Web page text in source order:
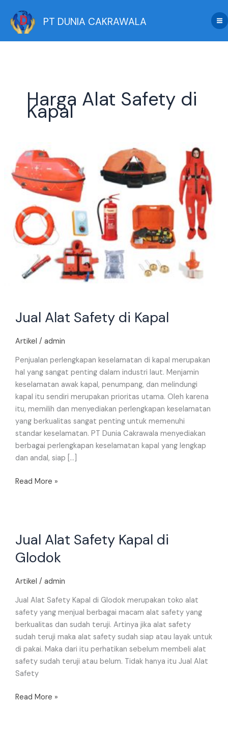
content
PT DUNIA CAKRAWALA
Harga Alat Safety di
Kapal
Jual Alat Safety di Kapal
Artikel / admin
Penjualan perlengkapan keselamatan di kapal merupakan
hal yang sangat penting dalam industri laut. Menjamin
keselamatan awak kapal, penumpang, dan melindungi
kapal itu sendiri merupakan prioritas utama. Oleh karena
itu, memilih dan menyediakan perlengkapan keselamatan
yang berkualitas sangat penting untuk memenuhi
standar keselamatan. PT Dunia Cakrawala menyediakan
berbagai perlengkapan keselamatan kapal yang lengkap
dan andal, siap […]
Alat
Safety
di
Read More »
Jual Alat Safety Kapal di
Glodok
Artikel / admin
Jual Alat Safety Kapal di Glodok merupakan toko alat
safety yang menjual berbagai macam alat safety yang
berkualitas dan sudah teruji. Artinya jika alat safety
sudah teruji maka alat safety sudah siap atau layak untuk
di pakai. Maka dari itu perhatikan sebelum membeli alat
safety sudah teruji atau belum. Tidak hanya itu Jual Alat
Safety
Alat
Kapal
Glodok
Read More »